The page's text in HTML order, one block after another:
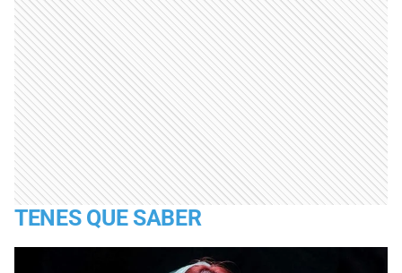
TENES QUE SABER